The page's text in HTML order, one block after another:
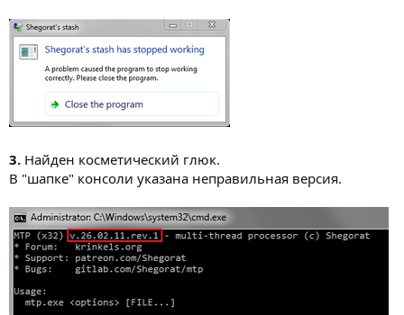
3. Найден косметический глюк.
В "шапке" консоли указана неправильная версия.